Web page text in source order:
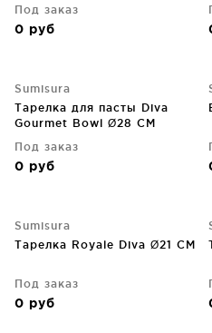
Под заказ
0 руб
Sumisura
Тарелка для пасты Diva
Gourmet Bowl Ø28 CM
Под заказ
0 руб
Sumisura
Тарелка Royale Diva Ø21 CM
Под заказ
0 руб